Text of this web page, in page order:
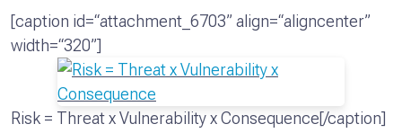
[caption id=“attachment_6703” align=“aligncenter”
width=“320”]
Risk = Threat x Vulnerability x Consequence[/caption]